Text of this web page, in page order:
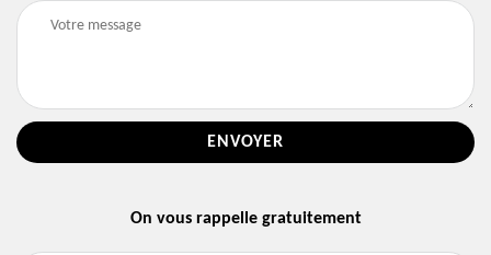
On vous rappelle gratuitement